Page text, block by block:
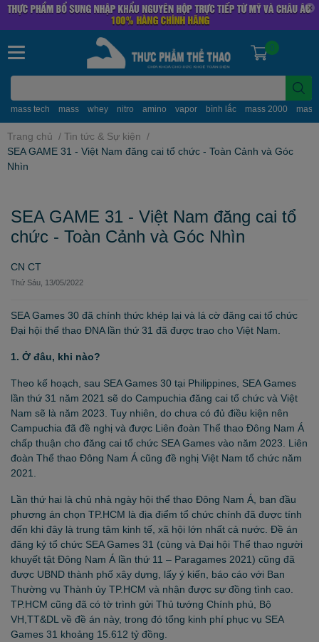
mass tech mass whey nitro amino vapor bình lắc mass 2000
0
Trang chủ / Tin tức & Sự kiện /
SEA GAME 31 - Việt Nam đăng cai tổ chức - Toàn Cảnh và Góc
Nhìn
SEA GAME 31 - Việt Nam đăng cai tổ
chức - Toàn Cảnh và Góc Nhìn
CN CT
Thứ Sáu, 13/05/2022
SEA Games 30 đã chính thức khép lại và lá cờ đăng cai tổ chức
Đại hội thể thao ĐNA lần thứ 31 đã được trao cho Việt Nam.
1. Ở đâu, khi nào?
Theo kế hoạch, sau SEA Games 30 tại Philippines, SEA Games
lần thứ 31 năm 2021 sẽ do Campuchia đăng cai tổ chức và Việt
Nam sẽ là năm 2023. Tuy nhiên, do chưa có đủ điều kiện nên
Campuchia đã đề nghị và được Liên đoàn Thể thao Đông Nam Á
chấp thuận cho đăng cai tổ chức SEA Games vào năm 2023. Liên
đoàn Thể thao Đông Nam Á cũng đề nghị Việt Nam tổ chức năm
2021.
Lần thứ hai là chủ nhà ngày hội thể thao Đông Nam Á, ban đầu
phương án chọn TP.HCM là địa điểm tổ chức chính đã được tính
đến khi đây là trung tâm kinh tế, xã hội lớn nhất cả nước. Đề án
đăng ký tổ chức SEA Games 31 (cùng và Đại hội Thể thao người
khuyết tật Đông Nam Á lần thứ 11 – Paragames 2021) cũng đã
được UBND thành phố xây dựng, lấy ý kiến, báo cáo với Ban
Thường vụ Thành ủy TP.HCM và nhận được sự đồng tình cao.
TP.HCM cũng đã có tờ trình gửi Thủ tướng Chính phủ, Bộ
VH,TT&DL về đề án này, trong đó tổng kinh phí phục vụ SEA
Games 31 khoảng 15.612 tỷ đồng.